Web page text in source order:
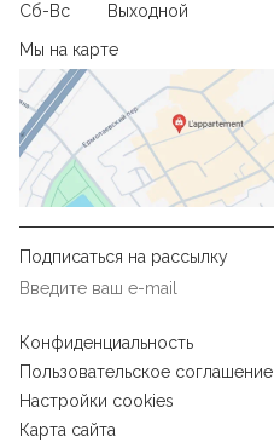
Сб-Вс
Выходной
Мы на карте
Подписаться на рассылку
Конфиденциальность
Пользовательское соглашение
Настройки cookies
Карта сайта